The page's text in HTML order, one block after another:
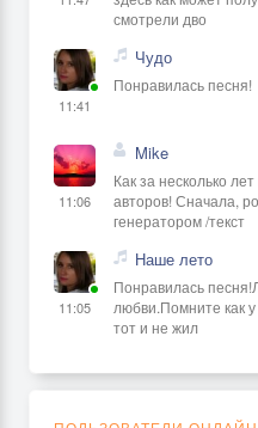
смотрели дво
11:41
Чудо
Понравилась песня!
11:06
Mike
Как за несколько
авторов! Сначала,
генератором /текст
11:05
Наше лето
Понравилась
любви.Помните как
тот и не жил